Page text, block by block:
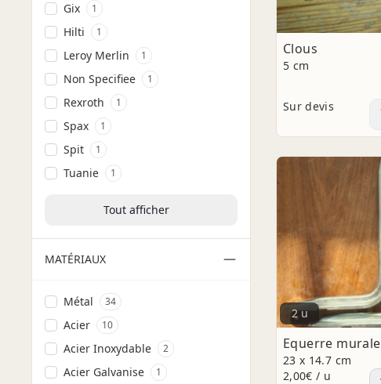
Gix 1
Hilti 1
Leroy Merlin 1
Non Specifiee 1
Rexroth 1
Spax 1
Spit 1
Tuanie 1
Tout afficher
MATÉRIAUX
Métal 34
Acier 10
Acier Inoxydable 2
Acier Galvanise 1
Clous
5 cm
Sur devis
2 u
Equerre murale
23 x 14.7 cm
2,00€ / u